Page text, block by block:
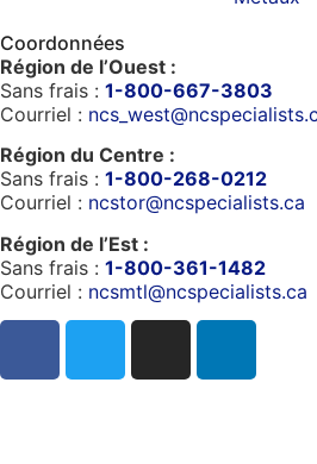
Coordonnées
Région de l’Ouest :
Sans frais : 1-800-667-3803
Courriel :
Région du Centre :
Sans frais : 1-800-268-0212
Courriel : ncstor@ncspecialists.ca
Région de l’Est :
Sans frais : 1-800-361-1482
Courriel : ncsmtl@ncspecialists.ca